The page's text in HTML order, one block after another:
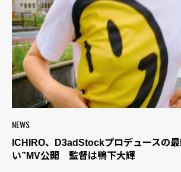
NEWS
ICHIRO、D3adStockプロデュースの
い”MV公開 監督は鴨下大輝